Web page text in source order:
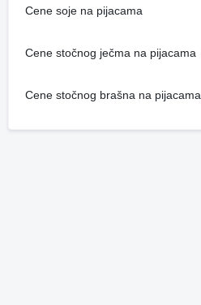
Cene soje na pijacama
Cene stočnog ječma na pijacama
Cene stočnog brašna na pijacama